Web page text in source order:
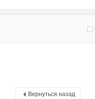
Вернуться назад